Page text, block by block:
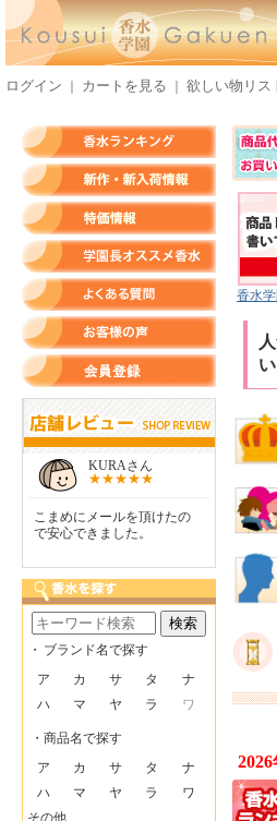
ログイン カートを見る 欲しい物リス
香水
2026
KURAさん
こまめにメールを頂けたの
で安心できました。
商品が
ったで
もらい
検索
・ ブランド名で探す
ア
カ サ タ
ナ
ハ
マ ヤ ラ ワ
・商品名で探す
ア
カ サ タ
ナ
ハ
マ ヤ ラ
ワ
その他